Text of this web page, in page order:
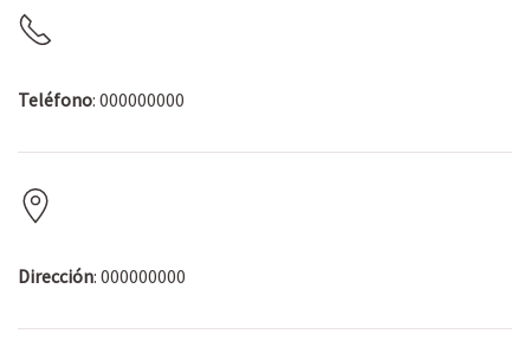
Teléfono: 000000000
Dirección: 000000000